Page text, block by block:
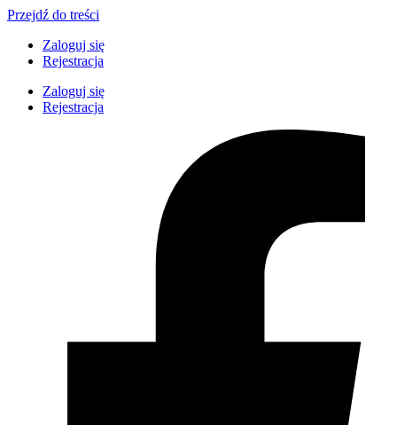
Przejdź do treści
Zaloguj się
Rejestracja
Zaloguj się
Rejestracja